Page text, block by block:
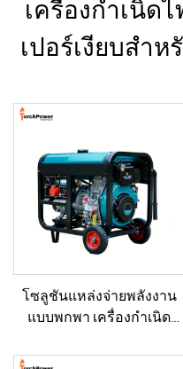
เครื่องกำเนิด
เปอร์เงียบสำ
โซลูชันแหล่งจ่ายพลังงาน
แบบพกพา เครื่องกำเนิด
วัตต์ สำหรับบ้าน/ร้านค้า/